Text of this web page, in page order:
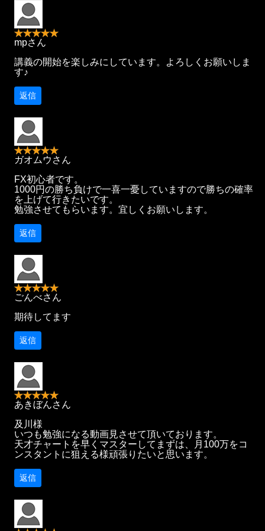
mpさん
講義の開始を楽しみにしています。よろしくお願いしま
す♪
返信
ガオムウさん
FX初心者です。
1000円の勝ち負けで一喜一憂していますので勝ちの確率
を上げて行きたいです。
勉強させてもらいます。宜しくお願いします。
返信
ごんべさん
期待してます
返信
あきぼんさん
及川様
いつも勉強になる動画見させて頂いております。
天才チャートを早くマスターしてまずは、月100万をコ
ンスタントに狙える様頑張りたいと思います。
返信